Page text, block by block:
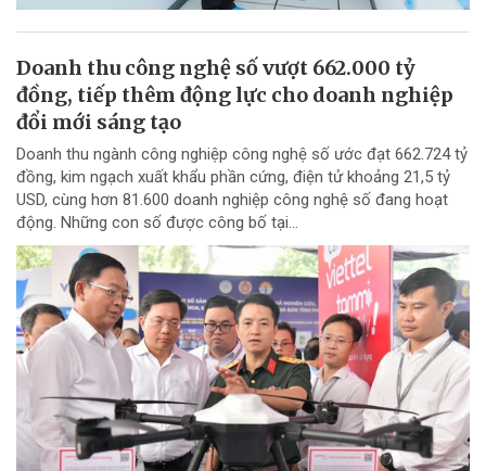
Doanh thu công nghệ số vượt 662.000 tỷ
đồng, tiếp thêm động lực cho doanh nghiệp
đổi mới sáng tạo
Doanh thu ngành công nghiệp công nghệ số ước đạt 662.724 tỷ
đồng, kim ngạch xuất khẩu phần cứng, điện tử khoảng 21,5 tỷ
USD, cùng hơn 81.600 doanh nghiệp công nghệ số đang hoạt
động. Những con số được công bố tại...